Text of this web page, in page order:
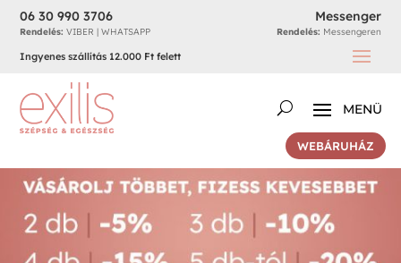
06 30 990 3706
Rendelés: VIBER | WHATSAPP
Messenger
Rendelés: Messengeren
Ingyenes szállítás 12.000 Ft felett
WEBÁRUHÁZ